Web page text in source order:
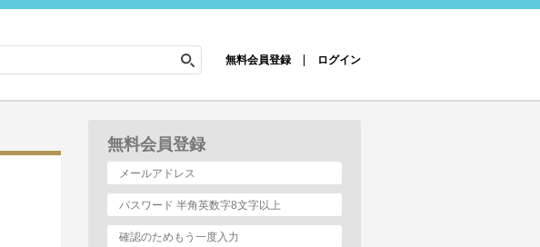
無料会員登録 ログイン
無料会員登録